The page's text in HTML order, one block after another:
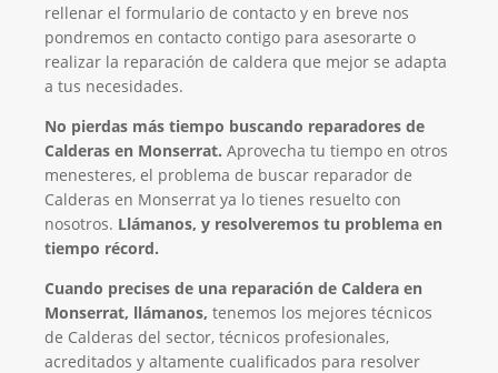
rellenar el formulario de contacto y en breve nos
pondremos en contacto contigo para asesorarte o
realizar la reparación de caldera que mejor se adapta
a tus necesidades.
No pierdas más tiempo buscando reparadores de
Calderas en Monserrat. Aprovecha tu tiempo en otros
menesteres, el problema de buscar reparador de
Calderas en Monserrat ya lo tienes resuelto con
nosotros. Llámanos, y resolveremos tu problema en
tiempo récord.
Cuando precises de una reparación de Caldera en
Monserrat, llámanos, tenemos los mejores técnicos
de Calderas del sector, técnicos profesionales,
acreditados y altamente cualificados para resolver